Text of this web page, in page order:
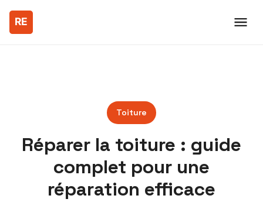
Toiture
Réparer la toiture : guide
complet pour une
réparation efficace